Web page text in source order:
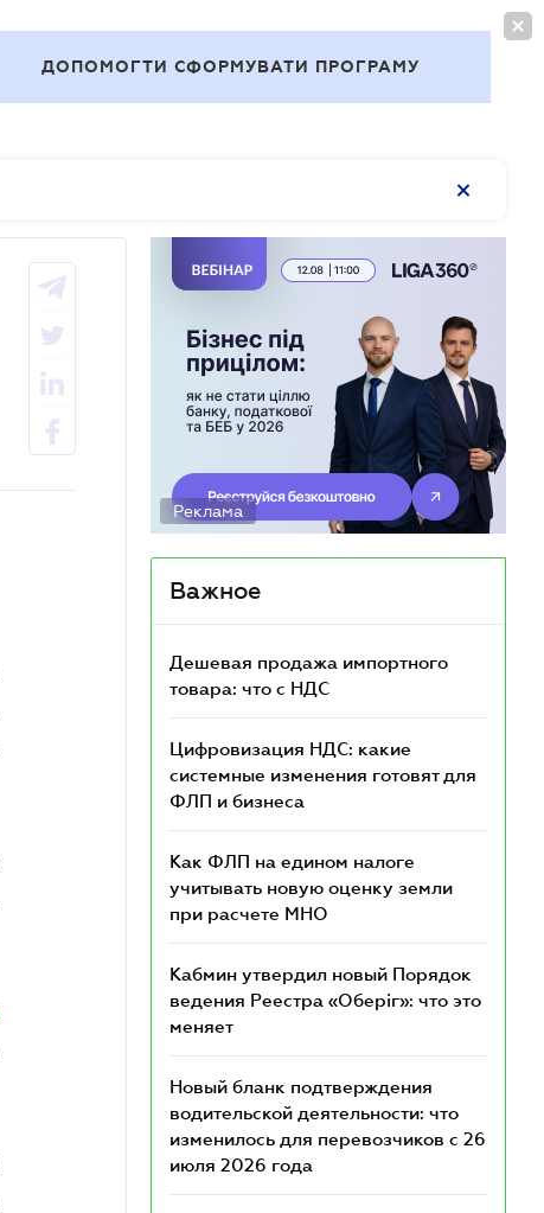
ДОПОМОГТИ СФОРМУВАТИ ПРОГРАМУ
Реклама
Важное
Дешевая продажа импортного
товара: что c НДС
Цифровизация НДС: какие
системные изменения готовят для
ФЛП и бизнеса
Как ФЛП на едином налоге
учитывать новую оценку земли
при расчете МНО
Кабмин утвердил новый Порядок
ведения Реестра «Оберіг»: что это
меняет
Новый бланк подтверждения
водительской деятельности: что
изменилось для перевозчиков с 26
июля 2026 года